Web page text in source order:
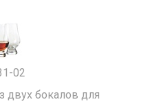
02
двух бокалов для